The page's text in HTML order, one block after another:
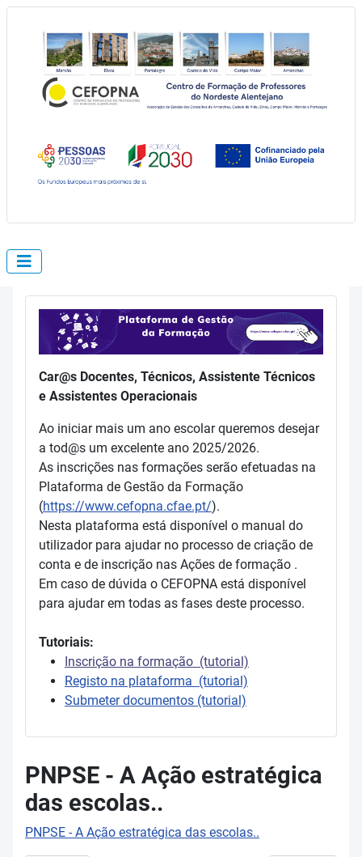
Car@s Docentes, Técnicos, Assistente Técnicos
e Assistentes Operacionais
Ao iniciar mais um ano escolar queremos desejar
a tod@s um excelente ano 2025/2026.
As inscrições nas formações serão efetuadas na
Plataforma de Gestão da Formação
(https://www.cefopna.cfae.pt/).
Nesta plataforma está disponível o manual do
utilizador para ajudar no processo de criação de
conta e de inscrição nas Ações de formação .
Em caso de dúvida o CEFOPNA está disponível
para ajudar em todas as fases deste processo.
Tutoriais:
Inscrição na formação (tutorial)
Registo na plataforma (tutorial)
Submeter documentos (tutorial)
PNPSE - A Ação estratégica
das escolas..
PNPSE - A Ação estratégica das escolas..